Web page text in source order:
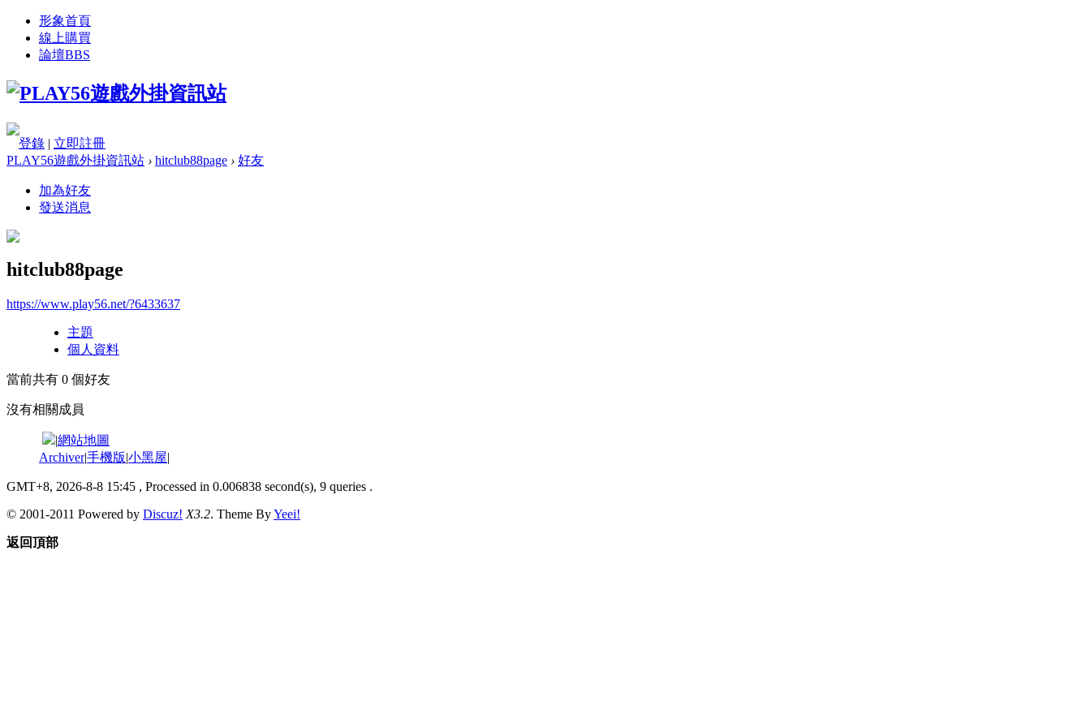
形象首頁
線上購買
論壇BBS
登錄 | 立即註冊
PLAY56遊戲外掛資訊站 › hitclub88page › 好友
加為好友
發送消息
hitclub88page
https://www.play56.net/?6433637
主題
個人資料
當前共有 0 個好友
沒有相關成員
|網站地圖
Archiver|手機版|小黑屋|
GMT+8, 2026-8-8 15:45 , Processed in 0.006838 second(s), 9 queries .
© 2001-2011 Powered by Discuz! X3.2. Theme ByYeei!
返回頂部